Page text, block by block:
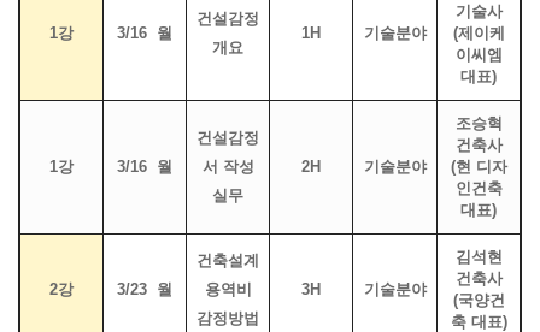
1강 3/16 월
건설감정
개요
1H 기술분야
기술사
(제이케
이씨엠
대표)
1강 3/16 월
건설감정
서 작성
실무
2H 기술분야
조승혁
건축사
(현 디자
인건축
대표)
2강 3/23 월
건축설계
용역비
감정방법
3H 기술분야
김석현
건축사
(국양건
축 대표)